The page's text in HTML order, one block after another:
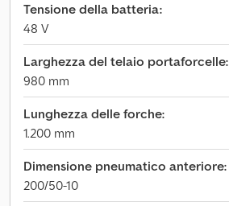
Tensione della batteria:
48 V
Larghezza del telaio portaforcelle:
980 mm
Lunghezza delle forche:
1.200 mm
Dimensione pneumatico anteriore:
200/50-10